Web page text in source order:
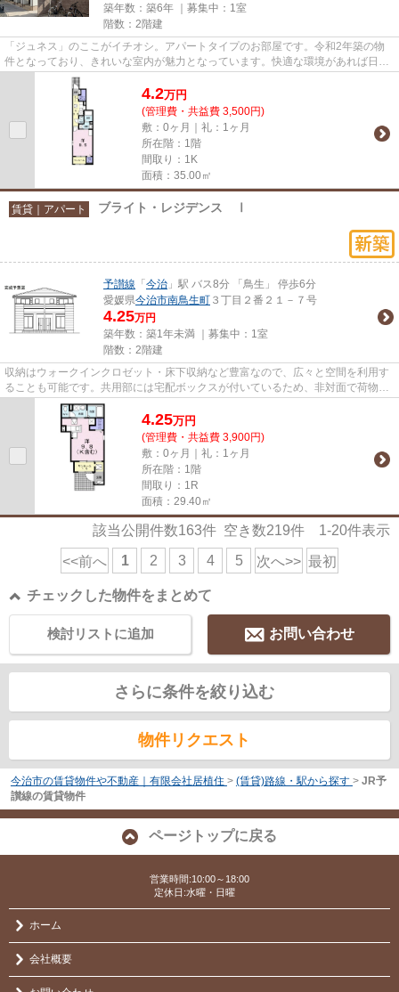
築年数：築6年 ｜募集中： 1室
階数：2階建
「ジュネス」のここがイチオシ。アパートタイプのお部屋です。令和2年築の物
件となっており、きれいな室内が魅力となっています。快適な環境があれば日々
の生活も充実してきます。当社...
4.2万円
(管理費・共益費 3,500円)
敷：0ヶ月｜礼：1ヶ月
所在階：1階
間取り：1K
面積：35.00㎡
賃貸｜アパート ブライト・レジデンス Ⅰ
予讃線 「 今治 」駅 バス8分 「鳥生」 停歩6分
愛媛県今治市南鳥生町 ３丁目２番２１－７号
4.25万円
築年数：築1年未満 ｜募集中： 1室
階数：2階建
収納はウォークインクロゼット・床下収納など豊富なので、広々と空間を利用す
ることも可能です。共用部には宅配ボックスが付いているため、非対面で荷物を
受け取れます。新築の物件を...
4.25万円
(管理費・共益費 3,900円)
敷：0ヶ月｜礼：1ヶ月
所在階：1階
間取り：1R
面積：29.40㎡
該当公開件数163件 空き数219件 1-20件表示
<<前へ 1 2 3 4 5 次へ>> 最初
チェックした物件をまとめて
お問い合わせ
検討リストに追加
さらに条件を絞り込む
物件リクエスト
今治市の賃貸物件や不動産｜有限会社居植住 > (賃貸)路線・駅から探す > JR予
讃線の賃貸物件
ページトップに戻る
営業時間:10:00～18:00
定休日:水曜・日曜
ホーム
会社概要